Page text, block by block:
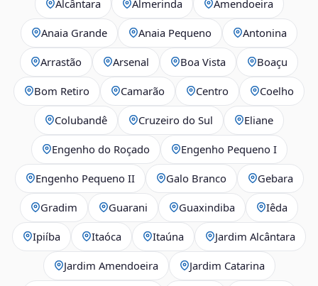
Alcântara Almerinda Amendoeira
Anaia Grande Anaia Pequeno Antonina
Arrastão Arsenal Boa Vista Boaçu
Bom Retiro Camarão Centro Coelho
Colubandê Cruzeiro do Sul Eliane
Engenho do Roçado Engenho Pequeno I
Engenho Pequeno II Galo Branco Gebara
Gradim Guarani Guaxindiba Iêda
Ipiíba Itaóca Itaúna Jardim Alcântara
Jardim Amendoeira Jardim Catarina